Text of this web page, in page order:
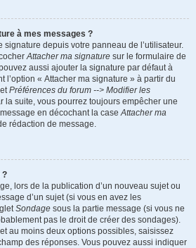
à mes messages ?
signature depuis votre panneau de l’utilisateur.
Attacher ma signature sur le formulaire de
aussi ajouter la signature par défaut à
l’option « Attacher ma signature » à partir du
Préférences du forum --> Modifier les
la suite, vous pourrez toujours empêcher une
en décochant la caseAttacher ma
rédaction de message.
?
lors de la publication d’un nouveau sujet ou
d’un sujet (si vous en avez les
Sondage sous la partie message (si vous ne
pas le droit de créer des sondages).
au moins deux options possibles, saisissez
des réponses. Vous pouvez aussi indiquer